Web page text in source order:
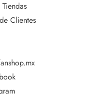
Clientes